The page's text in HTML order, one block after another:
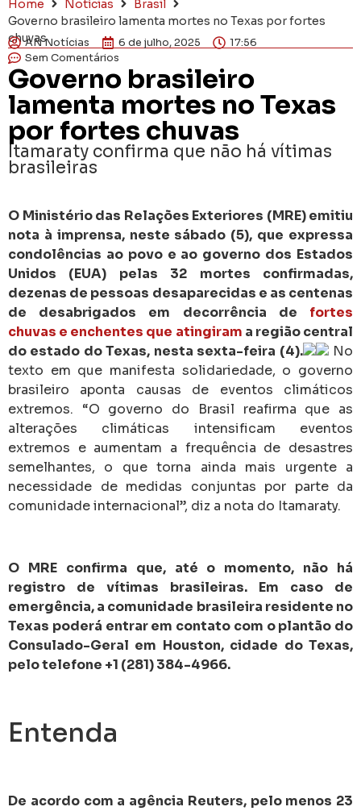
Home Notícias
Brasil
Governo brasileiro lamenta mortes no Texas por fortes
chuvas
AN Notícias 6 de julho, 2025
17:56
Sem Comentários
Governo brasileiro
lamenta mortes no Texas
por fortes chuvas
Itamaraty confirma que não há vítimas
brasileiras
O Ministério das Relações Exteriores (MRE) emitiu
nota à imprensa, neste sábado (5), que expressa
condolências ao povo e ao governo dos Estados
Unidos (EUA) pelas 32 mortes confirmadas,
dezenas de pessoas desaparecidas e as centenas
de desabrigados em decorrência de fortes
chuvas e enchentes que atingiram a região central
do estado do Texas, nesta sexta-feira (4).
No
texto em que manifesta solidariedade, o governo
brasileiro aponta causas de eventos climáticos
extremos. “O governo do Brasil reafirma que as
alterações climáticas intensificam eventos
extremos e aumentam a frequência de desastres
semelhantes, o que torna ainda mais urgente a
necessidade de medidas conjuntas por parte da
comunidade internacional”, diz a nota do Itamaraty.
O MRE confirma que, até o momento, não há
registro de vítimas brasileiras. Em caso de
emergência, a comunidade brasileira residente no
Texas poderá entrar em contato com o plantão do
Consulado-Geral em Houston, cidade do Texas,
pelo telefone +1 (281) 384-4966.
Entenda
De acordo com a agência Reuters, pelo menos 23